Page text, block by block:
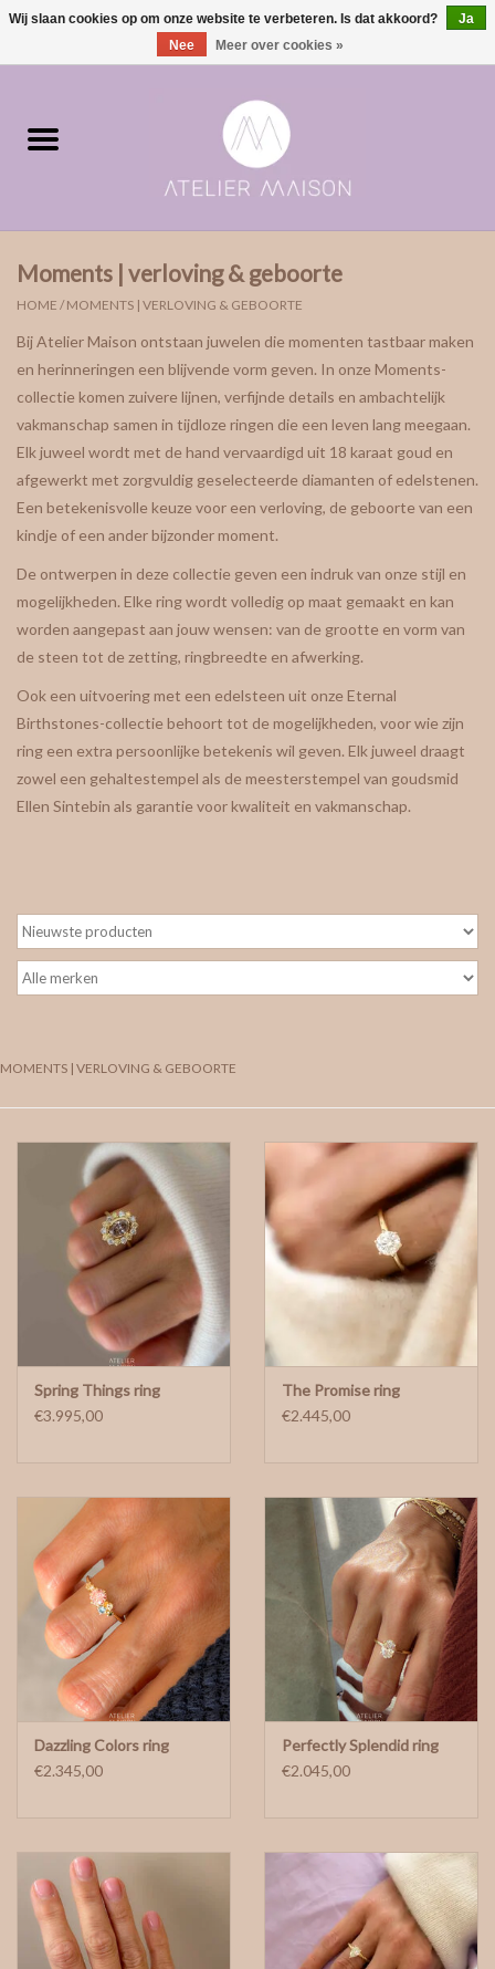
0 Artikelen - €0,00
Moments | verloving & geboorte
The Wedding collectie
Soulmates
Rouw- & asjuwelen
gepersonaliseerde juwelen
Armbanden
Extra
Nose & Paw collectie
Oorbellen
MAAK EEN AFSPRAAK
Moments | verloving & geboorte
HOME /MOMENTS | VERLOVING & GEBOORTE
Bij Atelier Maison ontstaan juwelen die momenten tastbaar maken
en herinneringen een blijvende vorm geven. In onze Moments-
collectie komen zuivere lijnen, verfijnde details en ambachtelijk
vakmanschap samen in tijdloze ringen die een leven lang meegaan.
Elk juweel wordt met de hand vervaardigd uit 18 karaat goud en
afgewerkt met zorgvuldig geselecteerde diamanten of edelstenen.
Een betekenisvolle keuze voor een verloving, de geboorte van een
kindje of een ander bijzonder moment.
De ontwerpen in deze collectie geven een indruk van onze stijl en
mogelijkheden. Elke ring wordt volledig op maat gemaakt en kan
worden aangepast aan jouw wensen: van de grootte en vorm van
de steen tot de zetting, ringbreedte en afwerking.
Ook een uitvoering met een edelsteen uit onze Eternal
Birthstones-collectie behoort tot de mogelijkheden, voor wie zijn
ring een extra persoonlijke betekenis wil geven. Elk juweel draagt
zowel een gehaltestempel als de meesterstempel van goudsmid
Ellen Sintebin als garantie voor kwaliteit en vakmanschap.
MOMENTS | VERLOVING & GEBOORTE
Spring Things ring
€3.995,00
The Promise ring
€2.445,00
Dazzling Colors ring
€2.345,00
Perfectly Splendid ring
€2.045,00
Wij slaan cookies op om onze website te verbeteren. Is dat akkoord?
Ja
Nee
Meer over cookies »